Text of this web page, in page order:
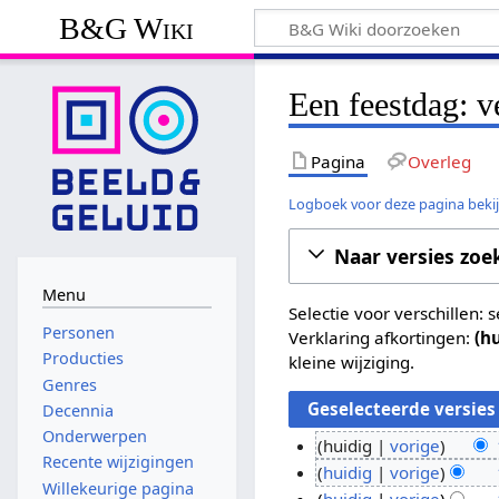
B&G Wiki
Een feestdag:
Pagina Overleg
Logboek voor deze pagina
Naar versies
Selectie voor verschillen:
Verklaring afkortingen:
kleine wijziging.
1
huidig vorige
G
e
huidig vorige
Menu
Personen
Producties
Genres
Decennia
Onderwerpen
Recente wijzigingen
Willekeurige pagina